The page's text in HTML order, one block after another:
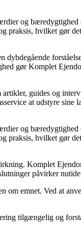
og bæredygtighed
praksis, hvilket gør
gør Komplet
guides og
at udstyre sine
og bæredygtighed
praksis, hvilket gør
Komplet
påvirker
om emnet. Ved at
tilgængelig og